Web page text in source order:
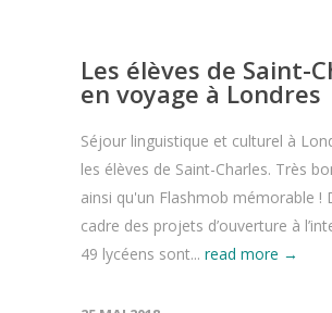
Les élèves de Saint-
en voyage à Londres
Séjour linguistique et culturel à
les élèves de Saint-Charles. Très
ainsi qu'un Flashmob mémorable !
cadre des projets d’ouverture à
49 lycéens sont... read more →